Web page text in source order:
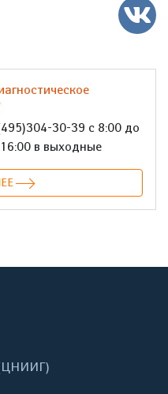
30-39 с 8:00 до
в выходные
(ЦНИИГ)